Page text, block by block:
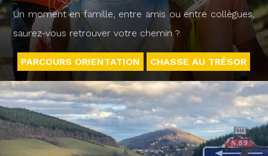
Un moment en famille, entre amis ou entre collègues,
saurez-vous retrouver votre chemin ?
PARCOURS ORIENTATION CHASSE AU TRÉSOR